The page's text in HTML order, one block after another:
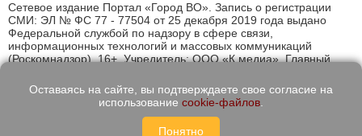
Сетевое издание Портал «Город ВО». Запись о регистрации
СМИ: ЭЛ № ФС 77 - 77504 от 25 декабря 2019 года выдано
Федеральной службой по надзору в сфере связи,
информационных технологий и массовых коммуникаций
(Роскомнадзор). 16+. Учредитель: ООО «К медиа». Главный
применяются рекомендательные технологии (информационные
технологии предоставления информации на основе сбора,
систематизации и анализа сведений, относящихся к
предпочтениям пользователей сети "Интернет", находящихся
Оставаясь на сайте, вы подтверждаете свое согласие на
использование cookie-файлов
Понятно